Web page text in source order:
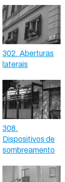
302. Aberturas
laterais
308.
Dispositivos de
sombreamento